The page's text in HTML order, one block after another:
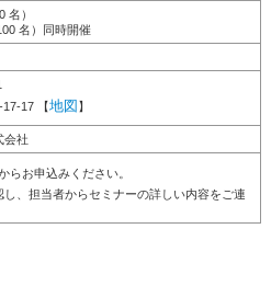
名）
名）同時開催
17 【地図 】
会社
らお申込みください。
し、担当者からセミナーの詳しい内容をご連